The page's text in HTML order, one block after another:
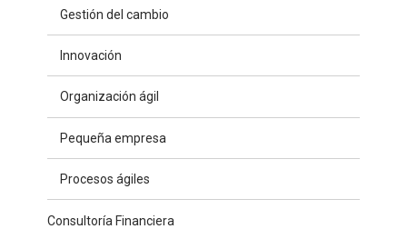
Gestión del cambio
Innovación
Organización ágil
Pequeña empresa
Procesos ágiles
Consultoría Financiera